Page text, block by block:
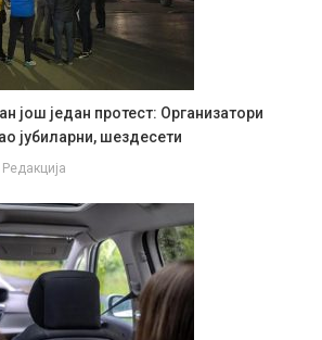
још један протест: Организатори
јубиларни, шездесети
Редакција